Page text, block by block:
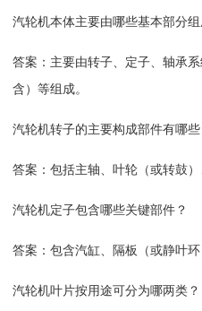
汽轮机本体主要由哪些基本部分组
答案：主要由转子、定子、轴承
含）等组成。
汽轮机转子的主要构成部件有哪些
答案：包括主轴、叶轮（或转鼓
汽轮机定子包含哪些关键部件？
答案：包含汽缸、隔板（或静叶
汽轮机叶片按用途可分为哪两类？